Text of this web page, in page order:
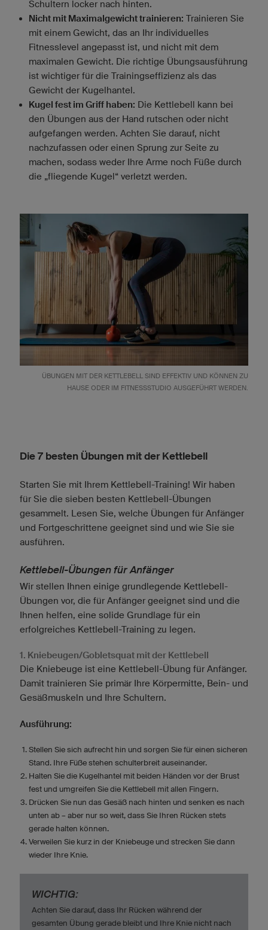
Schultern locker nach hinten.
Nicht mit Maximalgewicht trainieren: Trainieren Sie
mit einem Gewicht, das an Ihr individuelles
Fitnesslevel angepasst ist, und nicht mit dem
maximalen Gewicht. Die richtige Übungsausführung
ist wichtiger für die Trainingseffizienz als das
Gewicht der Kugelhantel.
Kugel fest im Griff haben: Die Kettlebell kann bei
den Übungen aus der Hand rutschen oder nicht
aufgefangen werden. Achten Sie darauf, nicht
nachzufassen oder einen Sprung zur Seite zu
machen, sodass weder Ihre Arme noch Füße durch
die „fliegende Kugel“ verletzt werden.
ÜBUNGEN MIT DER KETTLEBELL SIND EFFEKTIV UND KÖNNEN ZU
HAUSE ODER IM FITNESSSTUDIO AUSGEFÜHRT WERDEN.
Die 7 besten Übungen mit der Kettlebell
Starten Sie mit Ihrem Kettlebell-Training! Wir haben
für Sie die sieben besten Kettlebell-Übungen
gesammelt. Lesen Sie, welche Übungen für Anfänger
und Fortgeschrittene geeignet sind und wie Sie sie
ausführen.
Kettlebell-Übungen für Anfänger
Wir stellen Ihnen einige grundlegende Kettlebell-
Übungen vor, die für Anfänger geeignet sind und die
Ihnen helfen, eine solide Grundlage für ein
erfolgreiches Kettlebell-Training zu legen.
1. Kniebeugen/Gobletsquat mit der Kettlebell
Die Kniebeuge ist eine Kettlebell-Übung für Anfänger.
Damit trainieren Sie primär Ihre Körpermitte, Bein- und
Gesäßmuskeln und Ihre Schultern.
Ausführung:
Stellen Sie sich aufrecht hin und sorgen Sie für einen sicheren
Stand. Ihre Füße stehen schulterbreit auseinander.
Halten Sie die Kugelhantel mit beiden Händen vor der Brust
fest und umgreifen Sie die Kettlebell mit allen Fingern.
Drücken Sie nun das Gesäß nach hinten und senken es nach
unten ab – aber nur so weit, dass Sie Ihren Rücken stets
gerade halten können.
Verweilen Sie kurz in der Kniebeuge und strecken Sie dann
wieder Ihre Knie.
WICHTIG:
Achten Sie darauf, dass Ihr Rücken während der
gesamten Übung gerade bleibt und Ihre Knie nicht nach